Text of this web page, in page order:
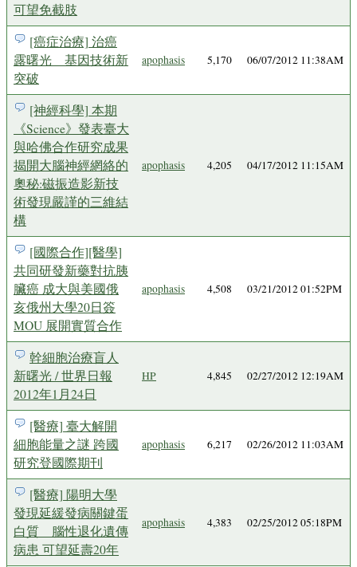
可望免截肢
[癌症治療] 治癌
露曙光 基因技術新
突破
apophasis 5,170 06/07/2012 11:38AM
[神經科學] 本期
《Science》發表臺大
與哈佛合作研究成果
揭開大腦神經網絡的
奧秘:磁振造影新技
術發現嚴謹的三維結
構
apophasis 4,205 04/17/2012 11:15AM
[國際合作][醫學]
共同研發新藥對抗胰
臟癌 成大與美國俄
亥俄州大學20日簽
MOU 展開實質合作
apophasis 4,508 03/21/2012 01:52PM
幹細胞治療盲人
新曙光 / 世界日報
2012年1月24日
HP 4,845 02/27/2012 12:19AM
[醫療] 臺大解開
細胞能量之謎 跨國
研究登國際期刊
apophasis 6,217 02/26/2012 11:03AM
[醫療] 陽明大學
發現延緩發病關鍵蛋
白質 腦性退化遺傳
病患 可望延壽20年
apophasis 4,383 02/25/2012 05:18PM